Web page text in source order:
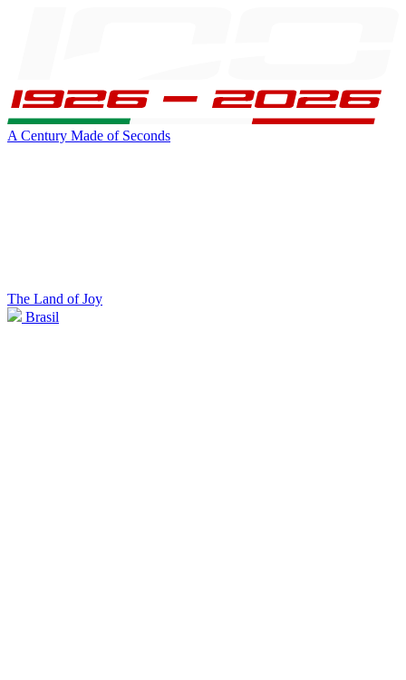
A Century Made of Seconds
The Land of Joy
Brasil